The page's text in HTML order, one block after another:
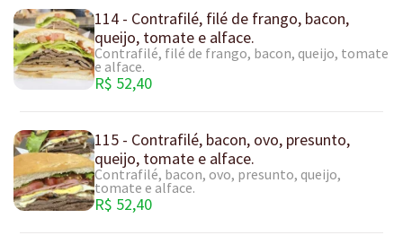
114 - Contrafilé, filé de frango, bacon,
queijo, tomate e alface.
Contrafilé, filé de frango, bacon, queijo, tomate
e alface.
R$ 52,40
115 - Contrafilé, bacon, ovo, presunto,
queijo, tomate e alface.
Contrafilé, bacon, ovo, presunto, queijo,
tomate e alface.
R$ 52,40